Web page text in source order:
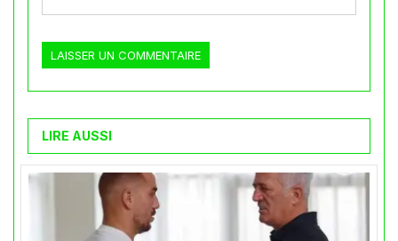
LIRE AUSSI